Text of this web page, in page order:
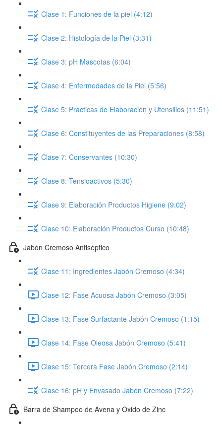
Clase 1: Funciones de la piel (4:12)
Clase 2: Histología de la Piel (3:31)
Clase 3: pH Mascotas (6:04)
Clase 4: Enfermedades de la Piel (5:56)
Clase 5: Prácticas de Elaboración y Utensilios (11:51)
Clase 6: Constituyentes de las Preparaciones (8:58)
Clase 7: Conservantes (10:30)
Clase 8: Tensioactivos (5:30)
Clase 9: Elaboración Productos Higiene (9:02)
Clase 10: Elaboración Productos Curso (10:48)
Jabón Cremoso Antiséptico
Clase 11: Ingredientes Jabón Cremoso (4:34)
Clase 12: Fase Acuosa Jabón Cremoso (3:05)
Clase 13: Fase Surfactante Jabón Cremoso (1:15)
Clase 14: Fase Oleosa Jabón Cremoso (5:41)
Clase 15: Tercera Fase Jabón Cremoso (2:14)
Clase 16: pH y Envasado Jabón Cremoso (7:22)
Barra de Shampoo de Avena y Oxido de Zinc